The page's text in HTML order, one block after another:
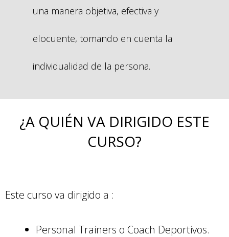
una manera objetiva, efectiva y
elocuente, tomando en cuenta la
individualidad de la persona.
¿A QUIÉN VA DIRIGIDO ESTE
CURSO?
Este curso va dirigido a :
Personal Trainers o Coach Deportivos.